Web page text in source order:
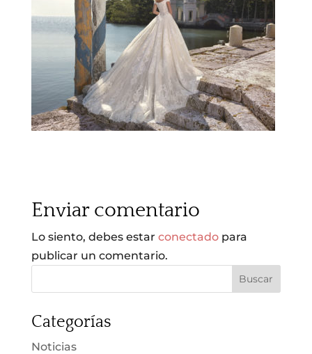
Enviar comentario
Lo siento, debes estar conectadopara
publicar un comentario.
Categorías
Noticias